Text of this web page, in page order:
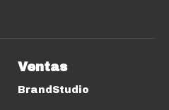
Ventas
BrandStudio